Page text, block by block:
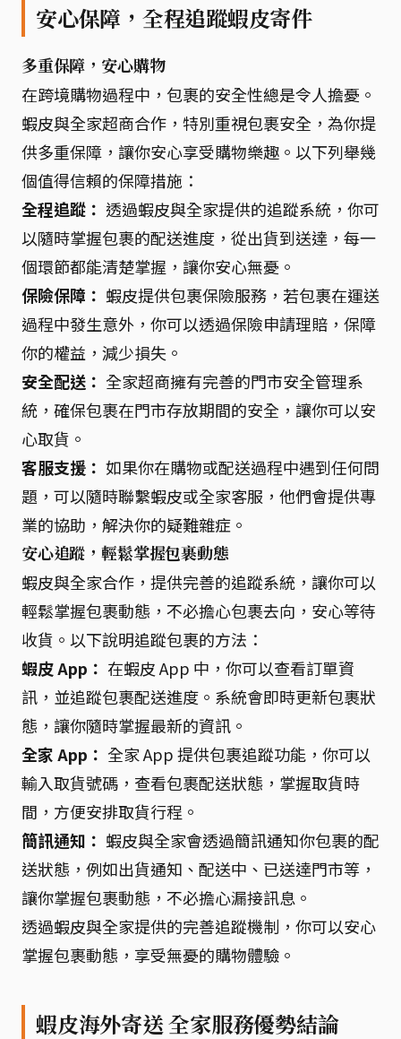
安心保障，全程追蹤蝦皮寄件
多重保障，安心購物
在跨境購物過程中，包裹的安全性總是令人擔憂。
蝦皮與全家超商合作，特別重視包裹安全，為你提
供多重保障，讓你安心享受購物樂趣。以下列舉幾
個值得信賴的保障措施：
全程追蹤： 透過蝦皮與全家提供的追蹤系統，你可
以隨時掌握包裹的配送進度，從出貨到送達，每一
個環節都能清楚掌握，讓你安心無憂。
保險保障： 蝦皮提供包裹保險服務，若包裹在運送
過程中發生意外，你可以透過保險申請理賠，保障
你的權益，減少損失。
安全配送： 全家超商擁有完善的門市安全管理系
統，確保包裹在門市存放期間的安全，讓你可以安
心取貨。
客服支援： 如果你在購物或配送過程中遇到任何問
題，可以隨時聯繫蝦皮或全家客服，他們會提供專
業的協助，解決你的疑難雜症。
安心追蹤，輕鬆掌握包裹動態
蝦皮與全家合作，提供完善的追蹤系統，讓你可以
輕鬆掌握包裹動態，不必擔心包裹去向，安心等待
收貨。以下說明追蹤包裹的方法：
蝦皮 App： 在蝦皮 App 中，你可以查看訂單資
訊，並追蹤包裹配送進度。系統會即時更新包裹狀
態，讓你隨時掌握最新的資訊。
全家 App： 全家 App 提供包裹追蹤功能，你可以
輸入取貨號碼，查看包裹配送狀態，掌握取貨時
間，方便安排取貨行程。
簡訊通知： 蝦皮與全家會透過簡訊通知你包裹的配
送狀態，例如出貨通知、配送中、已送達門市等，
讓你掌握包裹動態，不必擔心漏接訊息。
透過蝦皮與全家提供的完善追蹤機制，你可以安心
掌握包裹動態，享受無憂的購物體驗。
蝦皮海外寄送 全家服務優勢結論